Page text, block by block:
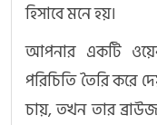
হিসাবে মনে হয়।
আপনার একটি
পরিচিতি তৈরি করে
চায়, তখন তার